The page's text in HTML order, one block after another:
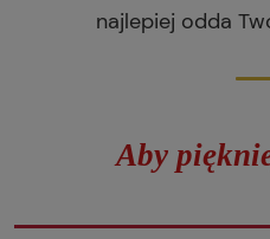
najlepiej odda
Aby